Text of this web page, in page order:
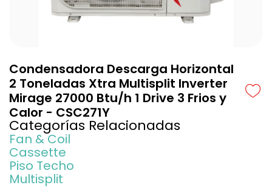
Condensadora Descarga Horizontal
2 Toneladas Xtra Multisplit Inverter
Mirage 27000 Btu/h 1 Drive 3 Frios y
Calor - CSC271Y
Categorías Relacionadas
Fan & Coil
Cassette
Piso Techo
Multisplit